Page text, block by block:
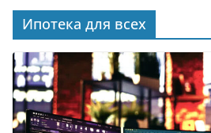
Ипотека для всех